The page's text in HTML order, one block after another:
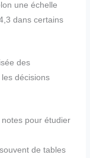
une échelle
dans certains
des
décisions
notes pour étudier
de tables